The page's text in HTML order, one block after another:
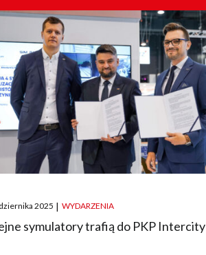
2025 | WYDARZENIA
symulatory trafią do PKP Intercity